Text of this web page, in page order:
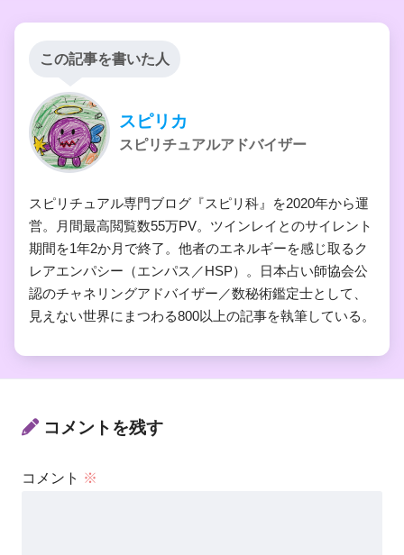
この記事を書いた人
スピリカ
スピリチュアルアドバイザー
スピリチュアル専門ブログ『スピリ科』を2020年から運
営。月間最高閲覧数55万PV。ツインレイとのサイレント
期間を1年2か月で終了。他者のエネルギーを感じ取るク
レアエンパシー（エンパス／HSP）。日本占い師協会公
認のチャネリングアドバイザー／数秘術鑑定士として、
見えない世界にまつわる800以上の記事を執筆している。
コメントを残す
コメント ※